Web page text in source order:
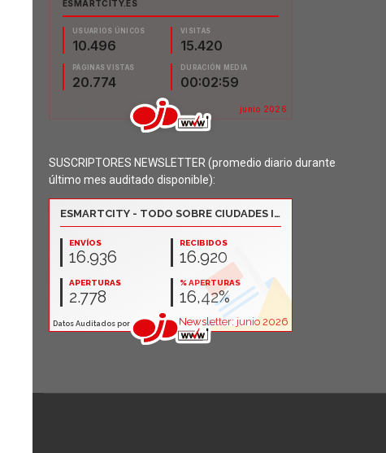
SUSCRIPTORES NEWSLETTER (promedio diario durante
último mes auditado disponible):